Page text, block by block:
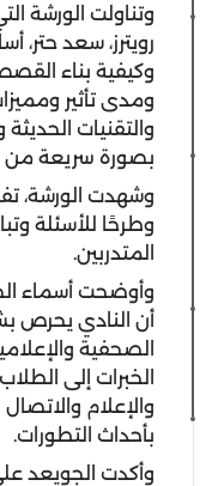
وتناولت الورشة
رويترز، سعد حتر،
وكيفية بناء
ومدى تأثير
والتقنيات
بصورة سريعة من
وشهدت الورشة،
وطرحًا للأسئلة
المتدربين.
وأوضحت أسماء
أن النادي يحرص
الصحفية
الخبرات إلى
والإعلام
بأحداث التطورات.
وأكدت الجويعد